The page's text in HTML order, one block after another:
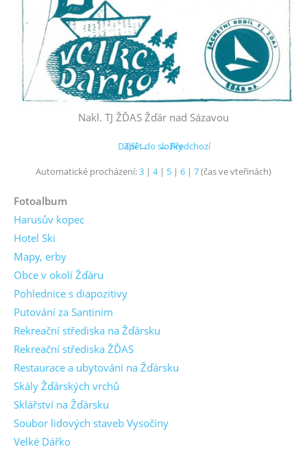
Nakl. TJ ŽĎAS Žďár nad Sázavou
← Předchozí
Další →
Zpět do složky
Automatické procházení:3 | 4| 5 | 6 | 7(čas ve vteřinách)
Fotoalbum
Harusův kopec
Hotel Ski
Mapy, erby
Obce v okolí Žďáru
Pohlednice s diapozitivy
Putování za Santinim
Rekreační střediska na Žďársku
Rekreační střediska ŽĎAS
Restaurace a ubytování na Žďársku
Skály Žďárských vrchů
Sklářství na Žďársku
Soubor lidových staveb Vysočiny
Velké Dářko